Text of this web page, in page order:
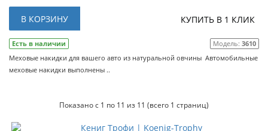
В КОРЗИНУ КУПИТЬ В 1 КЛИК
Есть в наличии Модель: 3610
Меховые накидки для вашего авто из натуральной овчины Автомобильные
меховые накидки выполнены ..
Показано с 1 по 11 из 11 (всего 1 страниц)